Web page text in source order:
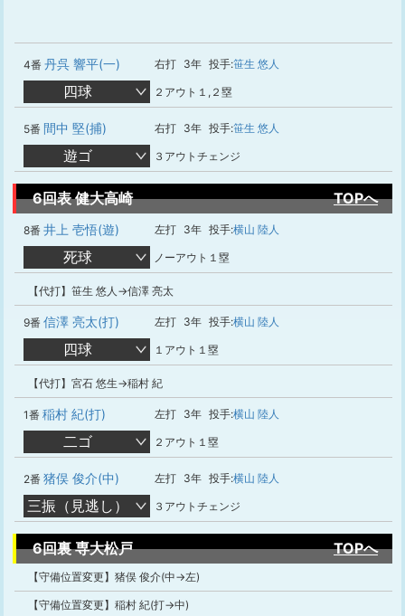
4番 丹呉 響平(一) 右打 3年 投手:笹生 悠人
四球 ２アウト１,２塁
5番 間中 堅(捕) 右打 3年 投手:笹生 悠人
遊ゴ ３アウトチェンジ
6回表 健大高崎 TOPへ
8番 井上 壱悟(遊) 左打 3年 投手:横山 陸人
死球 ノーアウト１塁
【代打】笹生 悠人→信澤 亮太
9番 信澤 亮太(打) 左打 3年 投手:横山 陸人
四球 １アウト１塁
【代打】宮石 悠生→稲村 紀
1番 稲村 紀(打) 左打 3年 投手:横山 陸人
二ゴ ２アウト１塁
2番 猪俣 俊介(中) 左打 3年 投手:横山 陸人
三振（見逃し） ３アウトチェンジ
6回裏 専大松戸 TOPへ
【守備位置変更】猪俣 俊介(中→左)
【守備位置変更】稲村 紀(打→中)